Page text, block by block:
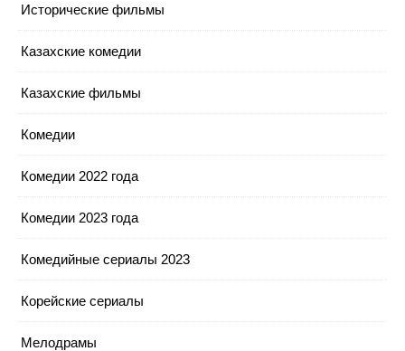
Исторические фильмы
Казахские комедии
Казахские фильмы
Комедии
Комедии 2022 года
Комедии 2023 года
Комедийные сериалы 2023
Корейские сериалы
Мелодрамы